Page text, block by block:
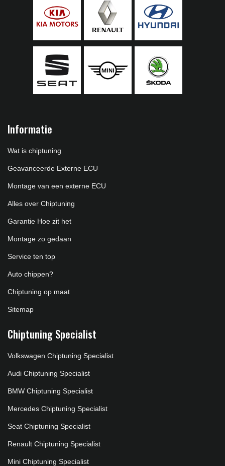
Informatie
Wat is chiptuning
Geavanceerde Externe ECU
Montage van een externe ECU
Alles over Chiptuning
Garantie Hoe zit het
Montage zo gedaan
Service ten top
Auto chippen?
Chiptuning op maat
Sitemap
Chiptuning Specialist
Volkswagen Chiptuning Specialist
Audi Chiptuning Specialist
BMW Chiptuning Specialist
Mercedes Chiptuning Specialist
Seat Chiptuning Specialist
Renault Chiptuning Specialist
Mini Chiptuning Specialist